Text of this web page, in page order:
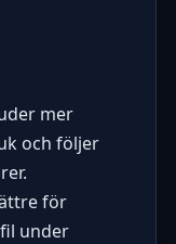
mer
och följer
för
under